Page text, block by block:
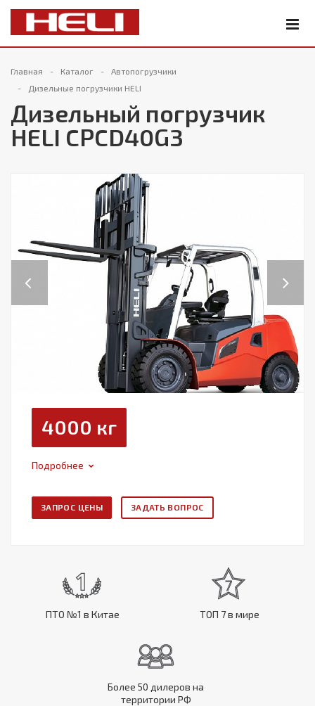
Главная Каталог
Автопогрузчики
Дизельные погрузчики HELI
Дизельный погрузчик
HELI CPCD40G3
4000 кг
Подробнее
ЗАПРОС ЦЕНЫ ЗАДАТЬ ВОПРОС
ПТО №1 в Китае ТОП 7 в мире
Более 50 дилеров на
территории РФ